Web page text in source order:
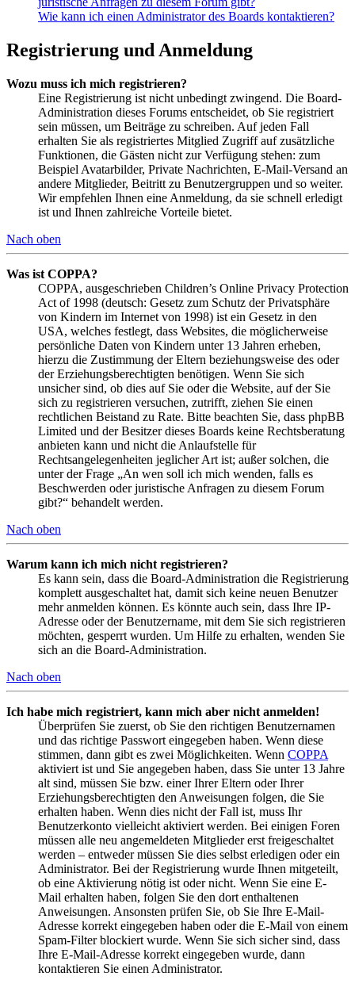
Wie kann ich einen Administrator des Boards kontaktieren?
Registrierung und Anmeldung
Wozu muss ich mich registrieren?
Eine Registrierung ist nicht unbedingt zwingend. Die Board-
Administration dieses Forums entscheidet, ob Sie registriert
sein müssen, um Beiträge zu schreiben. Auf jeden Fall
erhalten Sie als registriertes Mitglied Zugriff auf zusätzliche
Funktionen, die Gästen nicht zur Verfügung stehen: zum
Beispiel Avatarbilder, Private Nachrichten, E-Mail-Versand an
andere Mitglieder, Beitritt zu Benutzergruppen und so weiter.
Wir empfehlen Ihnen eine Anmeldung, da sie schnell erledigt
ist und Ihnen zahlreiche Vorteile bietet.
Nach oben
Was ist COPPA?
COPPA, ausgeschrieben Children’s Online Privacy Protection
Act of 1998 (deutsch: Gesetz zum Schutz der Privatsphäre
von Kindern im Internet von 1998) ist ein Gesetz in den
USA, welches festlegt, dass Websites, die möglicherweise
persönliche Daten von Kindern unter 13 Jahren erheben,
hierzu die Zustimmung der Eltern beziehungsweise des oder
der Erziehungsberechtigten benötigen. Wenn Sie sich
unsicher sind, ob dies auf Sie oder die Website, auf der Sie
sich zu registrieren versuchen, zutrifft, ziehen Sie einen
rechtlichen Beistand zu Rate. Bitte beachten Sie, dass phpBB
Limited und der Besitzer dieses Boards keine Rechtsberatung
anbieten kann und nicht die Anlaufstelle für
Rechtsangelegenheiten jeglicher Art ist; außer solchen, die
unter der Frage „An wen soll ich mich wenden, falls es
Beschwerden oder juristische Anfragen zu diesem Forum
gibt?“ behandelt werden.
Nach oben
Warum kann ich mich nicht registrieren?
Es kann sein, dass die Board-Administration die Registrierung
komplett ausgeschaltet hat, damit sich keine neuen Benutzer
mehr anmelden können. Es könnte auch sein, dass Ihre IP-
Adresse oder der Benutzername, mit dem Sie sich registrieren
möchten, gesperrt wurden. Um Hilfe zu erhalten, wenden Sie
sich an die Board-Administration.
Nach oben
Ich habe mich registriert, kann mich aber nicht anmelden!
Überprüfen Sie zuerst, ob Sie den richtigen Benutzernamen
und das richtige Passwort eingegeben haben. Wenn diese
stimmen, dann gibt es zwei Möglichkeiten. Wenn COPPA
aktiviert ist und Sie angegeben haben, dass Sie unter 13 Jahre
alt sind, müssen Sie bzw. einer Ihrer Eltern oder Ihrer
Erziehungsberechtigten den Anweisungen folgen, die Sie
erhalten haben. Wenn dies nicht der Fall ist, muss Ihr
Benutzerkonto vielleicht aktiviert werden. Bei einigen Foren
müssen alle neu angemeldeten Mitglieder erst freigeschaltet
werden – entweder müssen Sie dies selbst erledigen oder ein
Administrator. Bei der Registrierung wurde Ihnen mitgeteilt,
ob eine Aktivierung nötig ist oder nicht. Wenn Sie eine E-
Mail erhalten haben, folgen Sie den dort enthaltenen
Anweisungen. Ansonsten prüfen Sie, ob Sie Ihre E-Mail-
Adresse korrekt eingegeben haben oder die E-Mail von einem
Spam-Filter blockiert wurde. Wenn Sie sich sicher sind, dass
Ihre E-Mail-Adresse korrekt eingegeben wurde, dann
kontaktieren Sie einen Administrator.